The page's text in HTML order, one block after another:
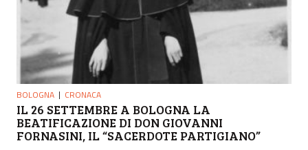
BOLOGNA CRONACA
IL 26 SETTEMBRE A BOLOGNA LA
BEATIFICAZIONE DI DON GIOVANNI
FORNASINI, IL “SACERDOTE PARTIGIANO”